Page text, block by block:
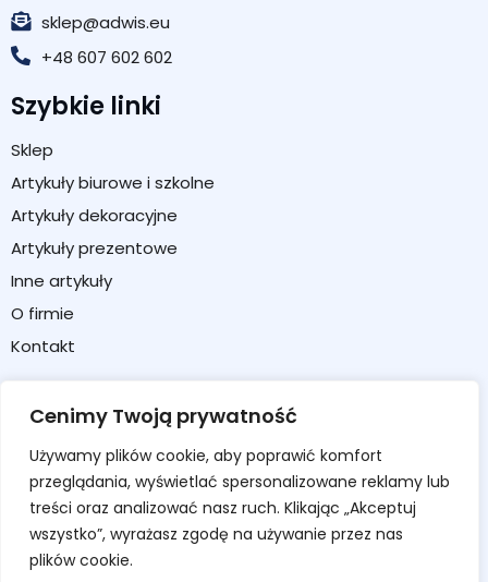
Cenimy Twoją prywatność
Używamy plików cookie, aby poprawić komfort
przeglądania, wyświetlać spersonalizowane reklamy lub
treści oraz analizować nasz ruch. Klikając „Akceptuj
wszystko”, wyrażasz zgodę na używanie przez nas
plików cookie.
sklep@adwis.eu
+48 607 602 602
Szybkie linki
Sklep
Artykuły biurowe i szkolne
Artykuły dekoracyjne
Artykuły prezentowe
Inne artykuły
O firmie
Kontakt
Koszyk
Formularz zwrotu / reklamacji
Regulamin sklepu
Polityka prywatności